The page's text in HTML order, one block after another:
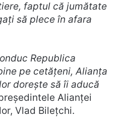
faptul că jumătate
să plece în afara
Republica
pe cetățeni, Alianța
dorește să îi aducă
Alianței
Vlad Bilețchi.